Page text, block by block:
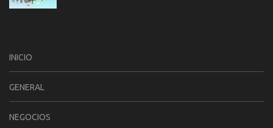
INICIO
GENERAL
NEGOCIOS